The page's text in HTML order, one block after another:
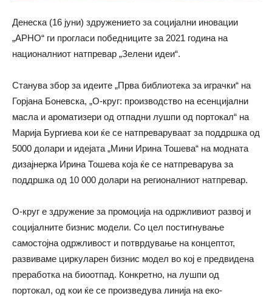
Денеска (16 јуни) здружението за социјални иновации
„АРНО“ ги прогласи победниците за 2021 година на
националниот натпревар „Зелени идеи“.
Станува збор за идеите „Прва библиотека за играчки“ на
Горјана Боневска, „О-круг: производство на есенцијални
масла и ароматизери од отпадни лушпи од портокал“ на
Марија Бургиева кои ќе се натпреваруваат за поддршка од
5000 долари и идејата „Мини Ирина Тошева“ на модната
дизајнерка Ирина Тошева која ќе се натпреварува за
поддршка од 10 000 долари на регионалниот натпревар.
О-круг е здружение за промоција на одржливиот развој и
социјалните бизнис модели. Со цел постигнување
самостојна одржливост и потврдување на концептот,
развиваме циркуларен бизнис модел во кој е предвидена
преработка на биоотпад. Конкретно, на лушпи од
портокал, од кои ќе се произведува линија на еко-